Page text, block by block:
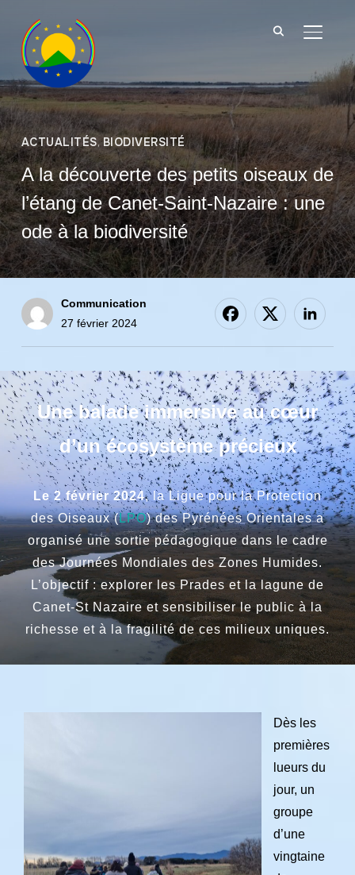
ACTUALITÉS,BIODIVERSITÉ
A la découverte des petits oiseaux de
l’étang de Canet-Saint-Nazaire : une
ode à la biodiversité
Communication
27 février 2024
Une balade immersive au cœur
d’un écosystème précieux
Le 2 février 2024, la Ligue pour la Protection
des Oiseaux (LPO) des Pyrénées Orientales a
organisé une sortie pédagogique dans le cadre
des Journées Mondiales des Zones Humides.
L’objectif : explorer les Prades et la lagune de
Canet-St Nazaire et sensibiliser le public à la
richesse et à la fragilité de ces milieux uniques.
Dès les
premières
lueurs du
jour, un
groupe
d’une
vingtaine